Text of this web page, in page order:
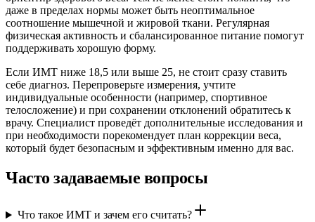
даже в пределах нормы может быть неоптимальное
соотношение мышечной и жировой ткани. Регулярная
физическая активность и сбалансированное питание помогут
поддерживать хорошую форму.
Если ИМТ ниже 18,5 или выше 25, не стоит сразу ставить
себе диагноз. Перепроверьте измерения, учтите
индивидуальные особенности (например, спортивное
телосложение) и при сохранении отклонений обратитесь к
врачу. Специалист проведёт дополнительные исследования и
при необходимости порекомендует план коррекции веса,
который будет безопасным и эффективным именно для вас.
Часто задаваемые вопросы
Что такое ИМТ и зачем его считать?